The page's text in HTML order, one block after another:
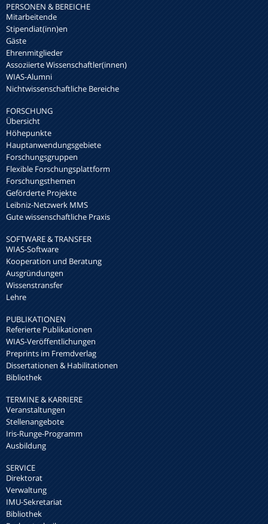
PERSONEN & BEREICHE
Mitarbeitende
Stipendiat(inn)en
Gäste
Ehrenmitglieder
Assoziierte Wissenschaftler(innen)
WIAS-Alumni
Nichtwissenschaftliche Bereiche
FORSCHUNG
Übersicht
Höhepunkte
Hauptanwendungsgebiete
Forschungsgruppen
Flexible Forschungsplattform
Forschungsthemen
Geförderte Projekte
Leibniz-Netzwerk MMS
Gute wissenschaftliche Praxis
SOFTWARE & TRANSFER
WIAS-Software
Kooperation und Beratung
Ausgründungen
Wissenstransfer
Lehre
PUBLIKATIONEN
Referierte Publikationen
WIAS-Veröffentlichungen
Preprints im Fremdverlag
Dissertationen & Habilitationen
Bibliothek
TERMINE & KARRIERE
Veranstaltungen
Stellenangebote
Iris-Runge-Programm
Ausbildung
SERVICE
Direktorat
Verwaltung
IMU-Sekretariat
Bibliothek